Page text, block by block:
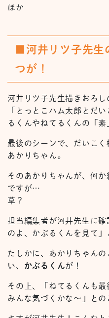
ほか
■河井リツ子先生
つが！
河井リツ子先生描きおろし
「とっとこハム太郎とだ
るくんやねてるくんの「素
最後のシーンで、だいこく
あかりちゃん。
そのあかりちゃんが、何
ですが…
草？
担当編集者が河井先生に
のよ、かぶるくんを見て」
たしかに、あかりちゃん
い、 かぶるくんが！
その上、「ねてるくんも最
みんな気づくかな～」との